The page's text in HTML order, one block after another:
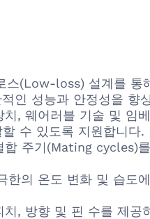
스(Low-loss) 설계를 통
인 성능과 안정성을 향
치, 웨어러블 기술 및 임
수 있도록 지원합니다.
합 주기(Mating cycles)
한의 온도 변화 및 습도
치, 방향 및 핀 수를 제공